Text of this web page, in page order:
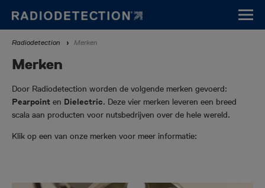
naar
gaan
Kruimelpad
Radiodetection Merken
Merken
Door Radiodetection worden de volgende merken gevoerd:
Pearpoint en Dielectric. Deze vier merken leveren een breed
scala aan producten voor nutsbedrijven over de hele wereld.
Klik op een van onze merken voor meer informatie: